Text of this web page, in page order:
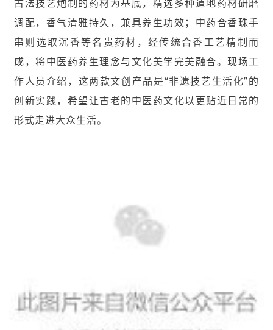
古法技艺炮制的药材为基底，精选多种道地药材研磨
调配，香气清雅持久，兼具养生功效；中药合香珠手
串则选取沉香等名贵药材，经传统合香工艺精制而
成，将中医药养生理念与文化美学完美融合。现场工
作人员介绍，这两款文创产品是“非遗技艺生活化”的
创新实践，希望让古老的中医药文化以更贴近日常的
形式走进大众生活。